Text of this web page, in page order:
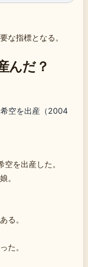
な指標となる。
んだ？
空を出産（2004
を出産した。
。
る。
た。